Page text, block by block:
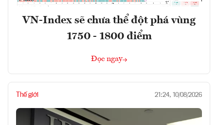
VN-Index sẽ chưa thể đột phá vùng
1750 - 1800 điểm
Đọc ngay
Thế giới 21:24, 10/08/2026